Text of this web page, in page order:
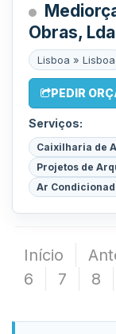
Obras, Lda
Lisboa » Lisboa
PEDIR
Serviços:
Caixilharia de
Projetos de
Ar
Início
6
7 8